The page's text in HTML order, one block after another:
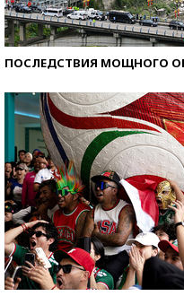
ПОСЛЕДСТВИЯ МОЩНОГО